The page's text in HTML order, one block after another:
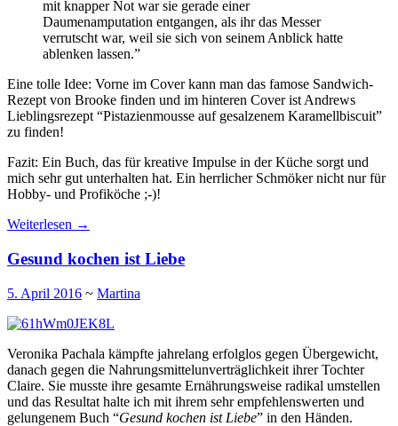
mit knapper Not war sie gerade einer
Daumenamputation entgangen, als ihr das Messer
verrutscht war, weil sie sich von seinem Anblick hatte
ablenken lassen.”
Eine tolle Idee: Vorne im Cover kann man das famose Sandwich-
Rezept von Brooke finden und im hinteren Cover ist Andrews
Lieblingsrezept “Pistazienmousse auf gesalzenem Karamellbiscuit”
zu finden!
Fazit: Ein Buch, das für kreative Impulse in der Küche sorgt und
mich sehr gut unterhalten hat. Ein herrlicher Schmöker nicht nur für
Hobby- und Profiköche ;-)!
Weiterlesen →
Gesund kochen ist Liebe
5. April 2016 ~ Martina
Veronika Pachala kämpfte jahrelang erfolglos gegen Übergewicht,
danach gegen die Nahrungsmittelunverträglichkeit ihrer Tochter
Claire. Sie musste ihre gesamte Ernährungsweise radikal umstellen
und das Resultat halte ich mit ihrem sehr empfehlenswerten und
gelungenem Buch “Gesund kochen ist Liebe” in den Händen.